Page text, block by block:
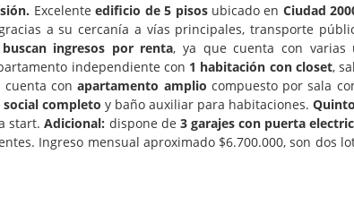
Excelenteedificio de 5 pisosubicado en Ciudad
a su cercanía a vías principales, transporte
ingresos por renta, ya que cuenta con varias
independiente con 1 habitación con closet,
cuenta conapartamento amplio compuesto por sala
social completo y baño auxiliar para habitaciones.
start.Adicional: dispone de 3 garajes con puerta
Ingreso mensual aproximado $6.700.000, son dos